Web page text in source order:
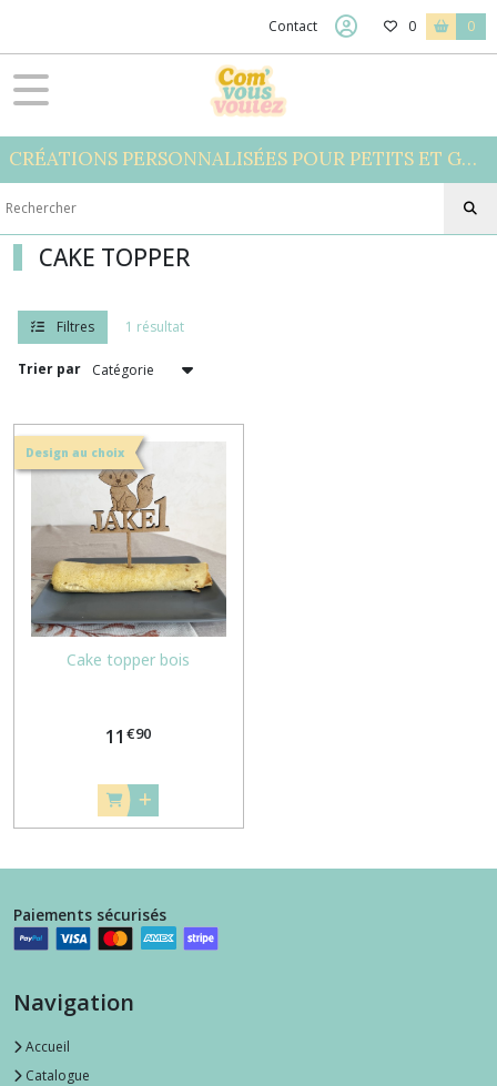
Contact 0 0
CRÉATIONS PERSONNALISÉES POUR PETITS ET GRANDS
CAKE TOPPER
Filtres 1 résultat
Trier par
Design au choix
Cake topper bois
11 €90
FILTRES
Tous
les
JOLIS
(1)
MARIAGE
BAPTÊME
(3)
ANNONCE
GROSSESSE
GOURMANDISES
(1)
Afficher
résultats
Paiements sécurisés
Navigation
Accueil
Catalogue